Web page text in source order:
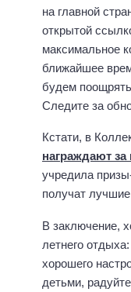
на главной
открытой
максимальное
ближайшее
будем
Следите за
Кстати, в
награждают
учредила
получат
В заключение,
летнего
хорошего
детьми,